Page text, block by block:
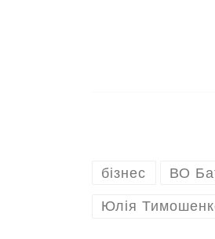
бізнес ВО
Юлія